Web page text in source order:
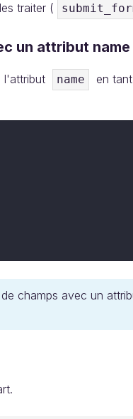
traiter (
un attribut name
l'attribut name
en
champs avec un